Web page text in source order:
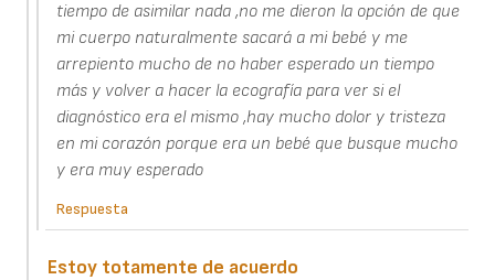
tiempo de asimilar nada ,no me dieron la opción de que
mi cuerpo naturalmente sacará a mi bebé y me
arrepiento mucho de no haber esperado un tiempo
más y volver a hacer la ecografía para ver si el
diagnóstico era el mismo ,hay mucho dolor y tristeza
en mi corazón porque era un bebé que busque mucho
y era muy esperado
Respuesta
Estoy totamente de acuerdo